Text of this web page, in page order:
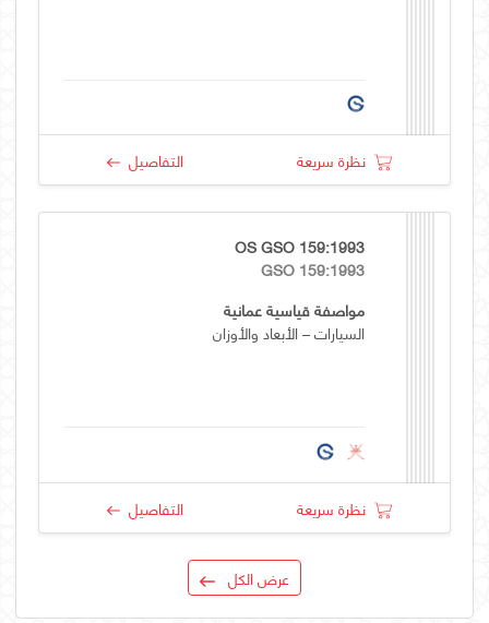
نظرة سريعة التفاصيل
OS GSO 159:1993
GSO 159:1993
مواصفة قياسية عمانية
السيارات – الأبعاد والأوزان
نظرة سريعة التفاصيل
عرض الكل